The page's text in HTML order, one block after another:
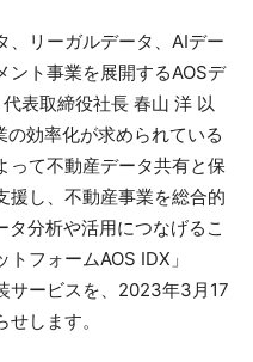
、リーガルデータ、AIデー
ント事業を展開するAOSデ
表取締役社長 春山 洋 以
効率化が求められている
って不動産データ共有と保
援し、不動産事業を総合的
分析や活用につなげるこ
フォームAOS IDX」
サービスを、2023年3月17
します。